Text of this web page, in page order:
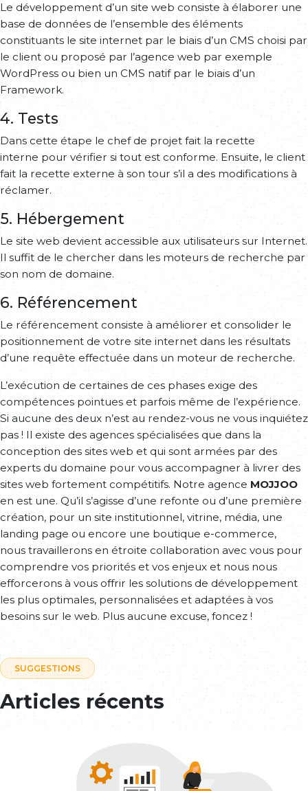
Le développement d’un site web consiste à élaborer une
base de données de l’ensemble des éléments
constituants le site internet par le biais d’un CMS choisi par
le client ou proposé par l’agence web par exemple
WordPress ou bien un CMS natif par le biais d’un
Framework.
4. Tests
Dans cette étape le chef de projet fait la recette
interne pour vérifier si tout est conforme. Ensuite, le client
fait la recette externe à son tour s’il a des modifications à
réclamer.
5. Hébergement
Le site web devient accessible aux utilisateurs sur Internet.
Il suffit de le chercher dans les moteurs de recherche par
son nom de domaine.
6. Référencement
Le référencement consiste à améliorer et consolider le
positionnement de votre site internet dans les résultats
d’une requête effectuée dans un moteur de recherche.
L’exécution de certaines de ces phases exige des
compétences pointues et parfois même de l’expérience.
Si aucune des deux n’est au rendez-vous ne vous inquiétez
pas ! Il existe des agences spécialisées que dans la
conception des sites web et qui sont armées par des
experts du domaine pour vous accompagner à livrer des
sites web fortement compétitifs. Notre agence MOJJOO
en est une. Qu’il s’agisse d’une refonte ou d’une première
création, pour un site institutionnel, vitrine, média, une
landing page ou encore une boutique e-commerce,
nous travaillerons en étroite collaboration avec vous pour
comprendre vos priorités et vos enjeux et nous nous
efforcerons à vous offrir les solutions de développement
les plus optimales, personnalisées et adaptées à vos
besoins sur le web. Plus aucune excuse, foncez !
SUGGESTIONS
Articles récents